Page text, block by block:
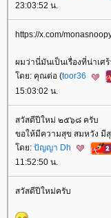
23:03:52 น.
https://x.com/
ผมว่านี่มันเป็นเรื่องที่น่าเศ
ดย: คุณต่อ (toor36
15:03:02 น.
สวัสดีปีใหม่ ๒๕๖๘ ครับ
ขอให้มีความสุข สมหวัง มี
ดย: ปัญญา Dh
11:52:50 น.
สวัสดีปีใหม่ครับ